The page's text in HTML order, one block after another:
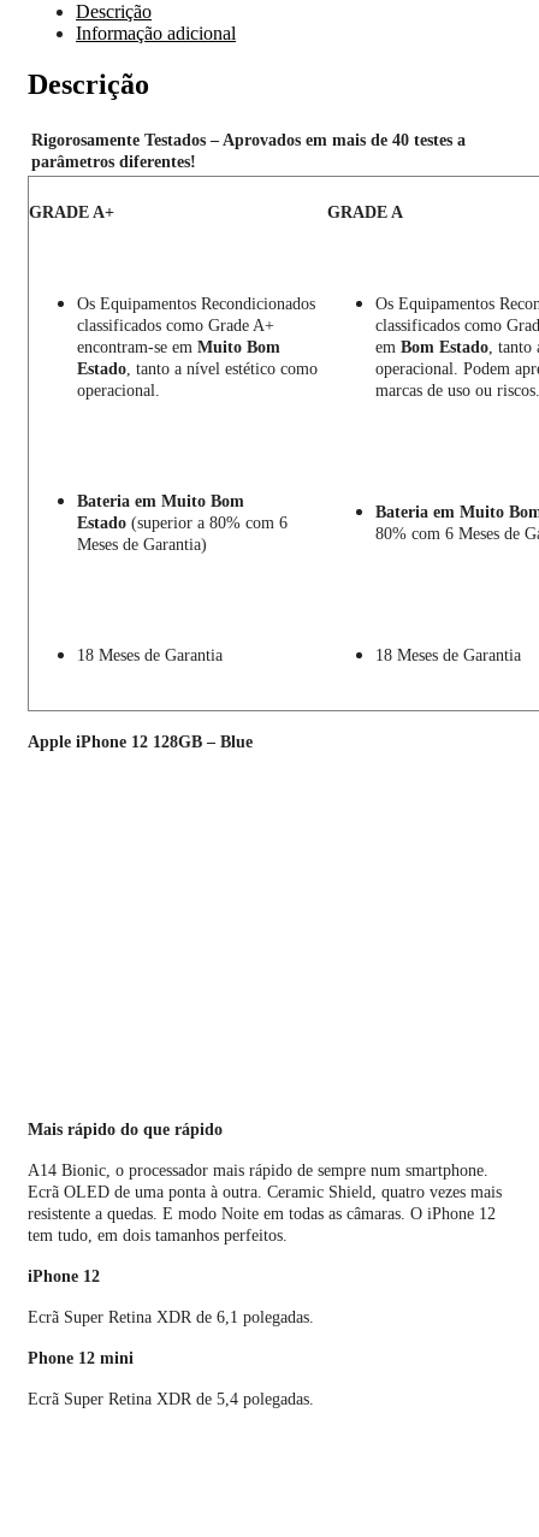
Descrição
Informação adicional
Descrição
Rigorosamente Testados – Aprovados em mais de 40 testes a
parâmetros diferentes!
GRADE A+ GRADE A
Os Equipamentos Recondicionados
classificados como Grade A+
encontram-se em Muito Bom
Estado, tanto a nível estético como
operacional.
Os Equipamentos
classificados como
em Bom Estado, tanto
operacional. Podem
marcas de uso ou riscos.
Bateria em Muito Bom
Estado (superior a 80% com 6
Meses de Garantia)
Bateria em Muito
80% com 6 Meses de
18 Meses de Garantia 18 Meses de Garantia
Apple iPhone 12 128GB – Blue
Mais rápido do que rápido
A14 Bionic, o processador mais rápido de sempre num smartphone.
Ecrã OLED de uma ponta à outra. Ceramic Shield, quatro vezes mais
resistente a quedas. E modo Noite em todas as câmaras. O iPhone 12
tem tudo, em dois tamanhos perfeitos.
iPhone 12
Ecrã Super Retina XDR de 6,1 polegadas.
Phone 12 mini
Ecrã Super Retina XDR de 5,4 polegadas.